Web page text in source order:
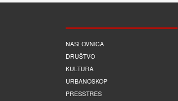
NASLOVNICA
DRUŠTVO
KULTURA
URBANOSKOP
PRESSTRES